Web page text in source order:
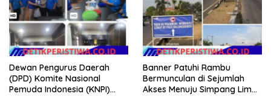
Dewan Pengurus Daerah
(DPD) Komite Nasional
Pemuda Indonesia (KNPI)
Banner Patuhi Rambu
Bermunculan di Sejumlah
Akses Menuju Simpang Lima